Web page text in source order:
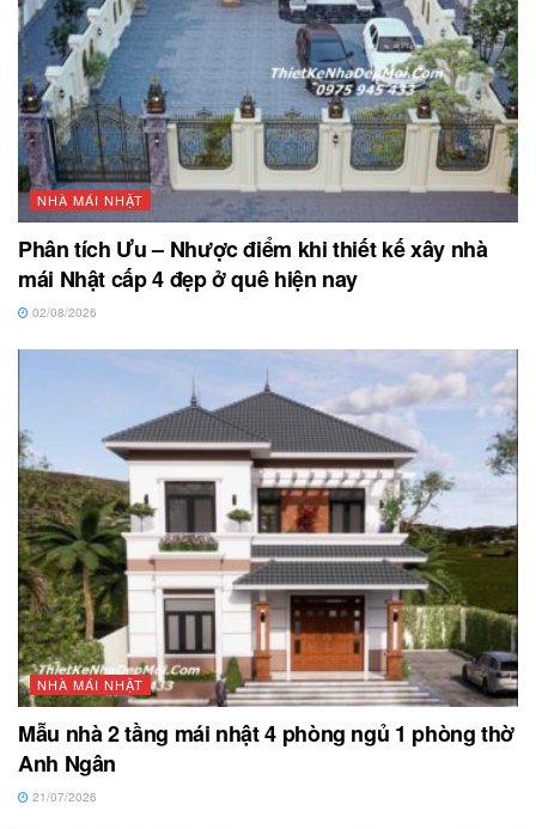
NHÀ MÁI NHẬT
Phân tích Ưu – Nhược điểm khi thiết kế xây nhà
mái Nhật cấp 4 đẹp ở quê hiện nay
02/08/2026
NHÀ MÁI NHẬT
Mẫu nhà 2 tầng mái nhật 4 phòng ngủ 1 phòng thờ
Anh Ngân
21/07/2026